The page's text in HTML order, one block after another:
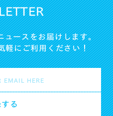
ュースをお届けします。
軽にご利用ください！